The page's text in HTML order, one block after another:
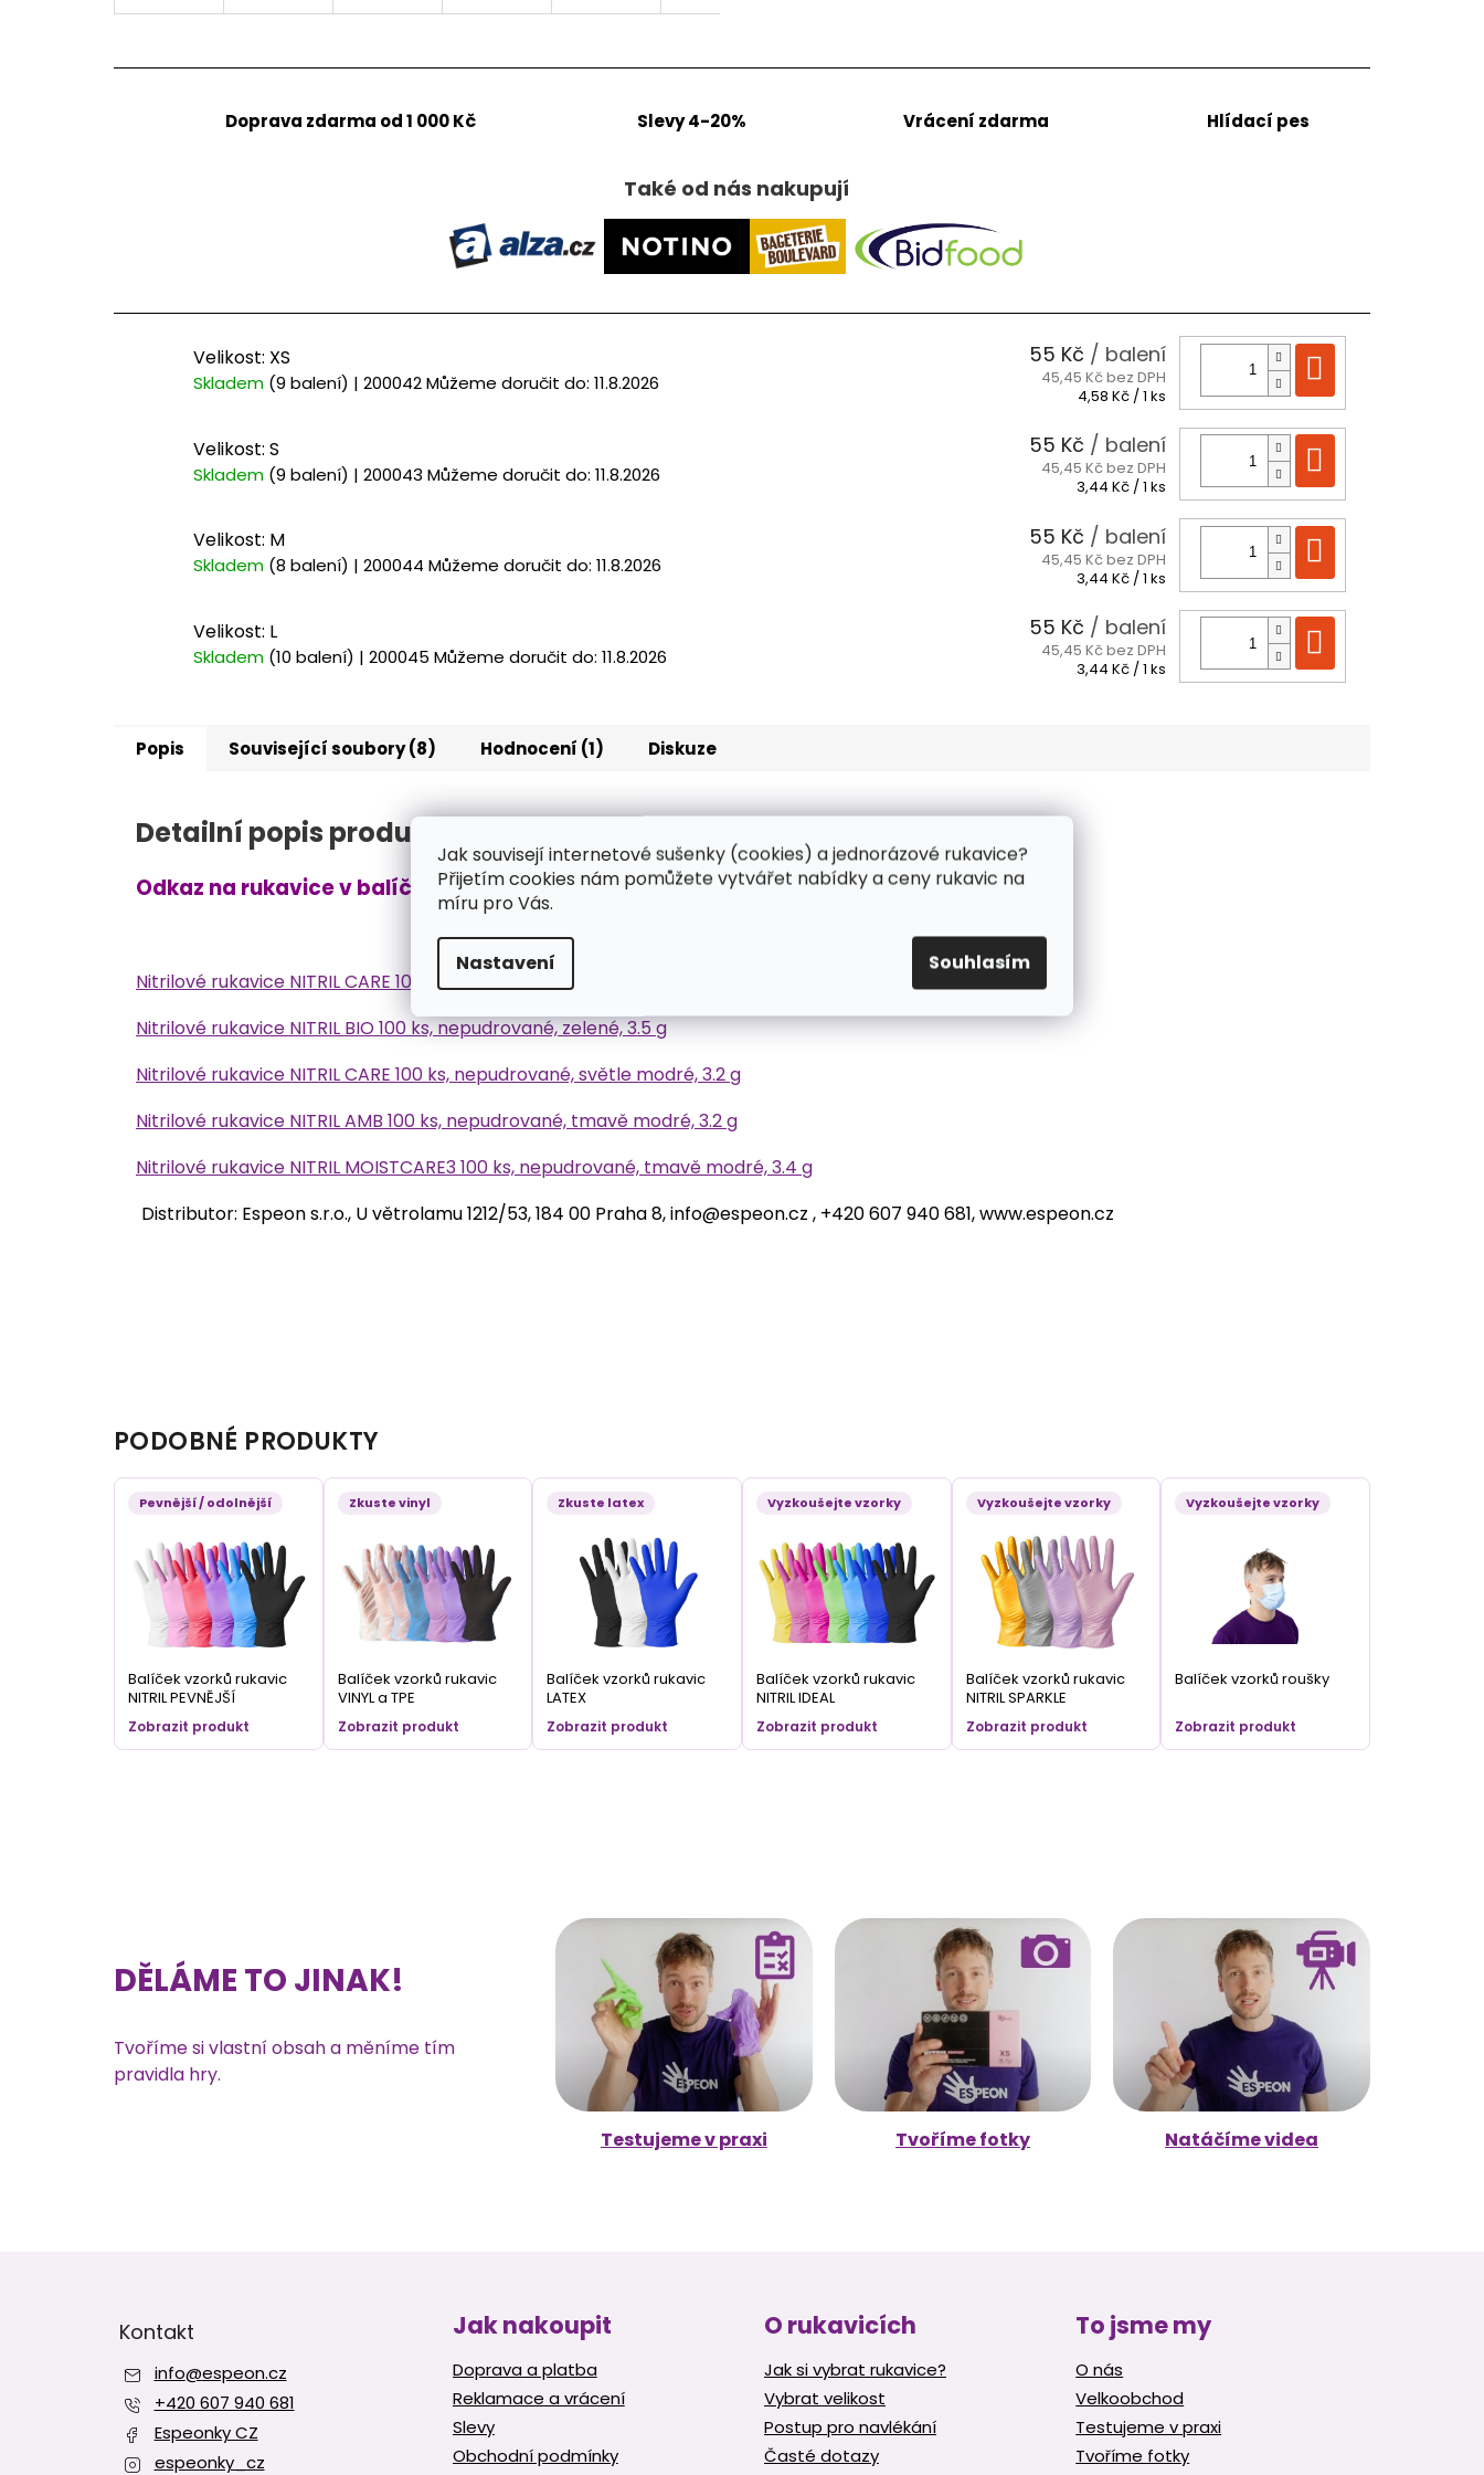
Jak souvisejí internetové sušenky (cookies) a jednorázové rukavice?
Přijetím cookies nám pomůžete vytvářet nabídky a ceny rukavic na
míru pro Vás.
Nastavení Souhlasím
Doprava zdarma od 1 000 Kč Slevy 4-20% Vrácení zdarma Hlídací pes
Také od nás nakupují
Velikost: XS
Skladem (9 balení) | 200042Můžeme doručit do: 11.8.2026
55 Kč / balení
45,45 Kč bez DPH
Měrná
4,58 Kč / 1 ks
Velikost: S
Skladem (9 balení) | 200043 Můžeme doručit do: 11.8.2026
55 Kč / balení
45,45 Kč bez DPH
Měrná
3,44 Kč / 1 ks
Velikost: M
Skladem (8 balení) | 200044 Můžeme doručit do: 11.8.2026
55 Kč / balení
45,45 Kč bez DPH
Měrná
3,44 Kč / 1 ks
Velikost: L
Skladem (10 balení) | 200045 Můžeme doručit do: 11.8.2026
55 Kč / balení
45,45 Kč bez DPH
Měrná
3,44 Kč / 1 ks
Popis Související soubory (8) Hodnocení (1) Diskuze
Detailní popis produktu
Odkaz na rukavice v balíčku:
Nitrilové rukavice NITRIL CARE 100 ks, nepudrované, zelené, 3.2 g
Nitrilové rukavice NITRIL BIO 100 ks, nepudrované, zelené, 3.5 g
Nitrilové rukavice NITRIL CARE 100 ks, nepudrované, světle modré, 3.2 g
Nitrilové rukavice NITRIL AMB 100 ks, nepudrované, tmavě modré, 3.2 g
Nitrilové rukavice NITRIL MOISTCARE3 100 ks, nepudrované, tmavě modré, 3.4 g
Distributor: Espeon s.r.o., U větrolamu 1212/53, 184 00 Praha 8, info@espeon.cz , +420 607 940 681, www.espeon.cz
PODOBNÉ PRODUKTY
Pevnější / odolnější
Balíček vzorků rukavic
NITRIL PEVNĚJŠÍ
Zobrazit produkt
Zkuste vinyl
Balíček vzorků rukavic
VINYL a TPE
Zobrazit produkt
Zkuste latex
Balíček vzorků rukavic
LATEX
Zobrazit produkt
Vyzkoušejte vzorky
Balíček vzorků rukavic
NITRIL IDEAL
Zobrazit produkt
Vyzkoušejte vzorky
Balíček vzorků rukavic
NITRIL SPARKLE
Zobrazit produkt
Vyzkoušejte vzorky
Balíček vzorků roušky
Zobrazit produkt
DĚLÁME TO JINAK!
Tvoříme si vlastní obsah a měníme tím
pravidla hry.
Testujeme v praxi Tvoříme fotky Natáčíme videa
Kontakt
info@espeon.cz
+420 607 940 681
Espeonky CZ
espeonky_cz
Jak nakoupit
Doprava a platba
Reklamace a vrácení
Slevy
Obchodní podmínky
O rukavicích
Jak si vybrat rukavice?
Vybrat velikost
Postup pro navlékání
Časté dotazy
To jsme my
O nás
Velkoobchod
Testujeme v praxi
Tvoříme fotky